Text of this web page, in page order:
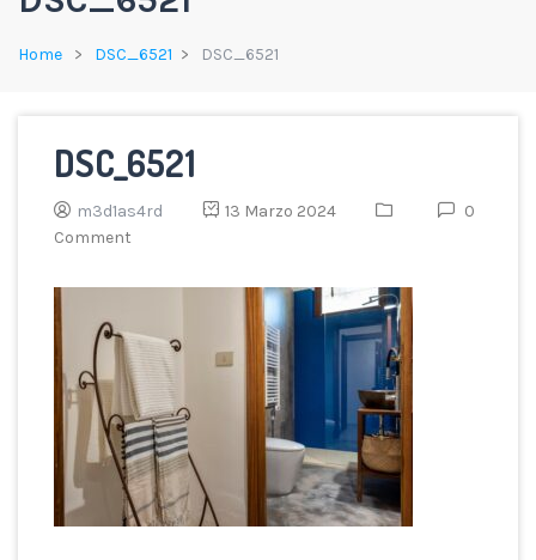
Home DSC_6521 DSC_6521
DSC_6521
m3d1as4rd 13 Marzo 2024
0
Comment